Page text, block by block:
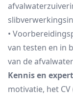
•
van testen en in
van de
Kennis en
motivatie, het